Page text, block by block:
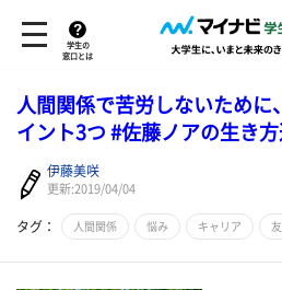
学生の
窓口とは
人間関係で苦労しないために
イント3つ #佐藤ノアの生き
伊藤美咲
更新:2019/04/04
タグ： 人間関係 悩み キャリア